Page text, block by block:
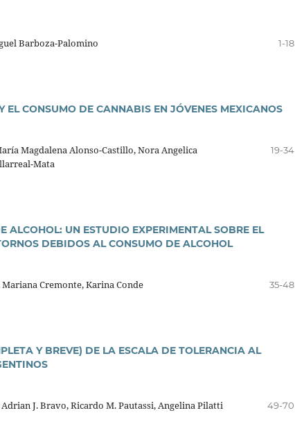
Barboza-Palomino 1-18
CONSUMO DE CANNABIS EN JÓVENES MEXICANOS
Magdalena Alonso-Castillo, Nora Angelica
Mata
19-34
ALCOHOL: UN ESTUDIO EXPERIMENTAL SOBRE EL
DEBIDOS AL CONSUMO DE ALCOHOL
Cremonte, Karina Conde 35-48
Y BREVE) DE LA ESCALA DE TOLERANCIA AL
J. Bravo, Ricardo M. Pautassi, Angelina Pilatti 49-70